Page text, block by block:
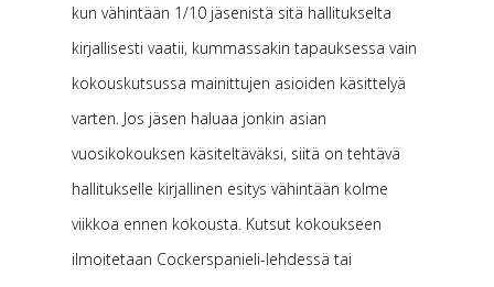
kun vähintään 1/10 jäsenistä sitä hallitukselta
kirjallisesti vaatii, kummassakin tapauksessa vain
kokouskutsussa mainittujen asioiden käsittelyä
varten. Jos jäsen haluaa jonkin asian
vuosikokouksen käsiteltäväksi, siitä on tehtävä
hallitukselle kirjallinen esitys vähintään kolme
viikkoa ennen kokousta. Kutsut kokoukseen
ilmoitetaan Cockerspanieli-lehdessä tai